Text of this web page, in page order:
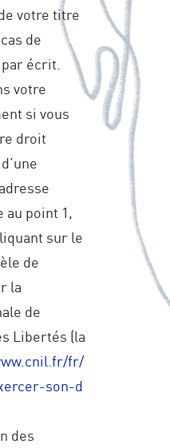
votre titre
de
écrit.
votre
si vous
droit
au point 1,
sur le
de
la
de
Libertés (la
fr/
son-d
des